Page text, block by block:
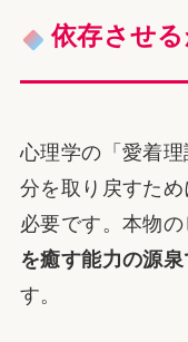
依存させ
心理学の「愛着
分を取り戻すため
必要です。本物
を癒す能力の源泉
す。